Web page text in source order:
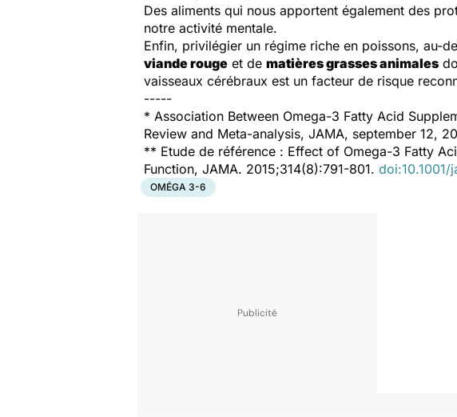
Des aliments qui nous apportent également des
notre activité mentale.
Enfin, privilégier un régime riche en poissons, au-
viande rouge et de matières grasses animales
vaisseaux cérébraux est un facteur de risque
-----
* Association Between Omega-3 Fatty Acid
Review and Meta-analysis, JAMA, september 12,
** Etude de référence : Effect of Omega-3 Fatty
Function, JAMA. 2015;314(8):791-801. doi:10.1001/
OMÉGA 3-6